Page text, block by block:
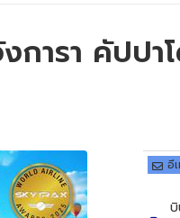
การา คัปปา
อี